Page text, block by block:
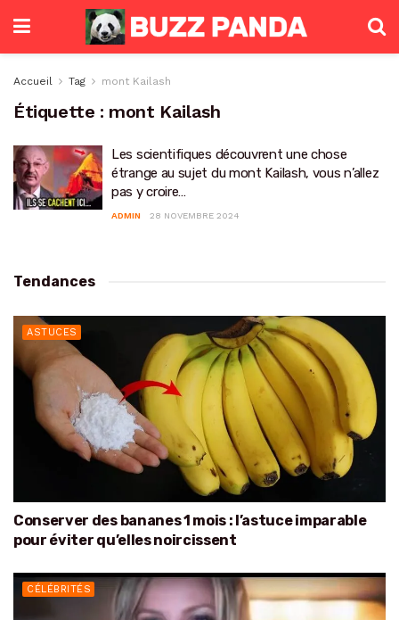
Accueil Tag mont Kailash
Étiquette : mont Kailash
Les scientifiques découvrent une chose
étrange au sujet du mont Kailash, vous n’allez
pas y croire…
ADMIN 28 NOVEMBRE 2024
Tendances
ASTUCES
Conserver des bananes 1 mois : l’astuce imparable
pour éviter qu’elles noircissent
CÉLÉBRITÉS